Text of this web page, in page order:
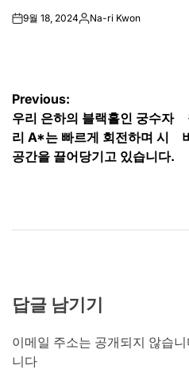
on9월 18, 2024Posted
Na-ri Kwon
글
탐
색
Previous:
우리 은하의 블랙홀인 궁수자
리 A*는 빠르게 회전하며 시
공간을 끌어당기고 있습니다.
답글 남기기
이메일 주소는 공개되지 않습니
니다